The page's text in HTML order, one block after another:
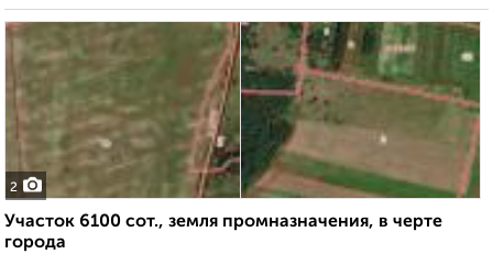
2
Участок 6100 сот., земля промназначения, в черте
города